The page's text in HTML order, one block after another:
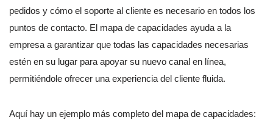
pedidos y cómo el soporte al cliente es necesario en todos los
puntos de contacto. El mapa de capacidades ayuda a la
empresa a garantizar que todas las capacidades necesarias
estén en su lugar para apoyar su nuevo canal en línea,
permitiéndole ofrecer una experiencia del cliente fluida.
Aquí hay un ejemplo más completo del mapa de capacidades: